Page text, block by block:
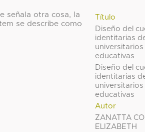
Título
Diseño del
identitarias
educativas
Diseño del
identitarias
educativas
Autor
ZANATTA
ELIZABETH
señala otra cosa, la
se describe como